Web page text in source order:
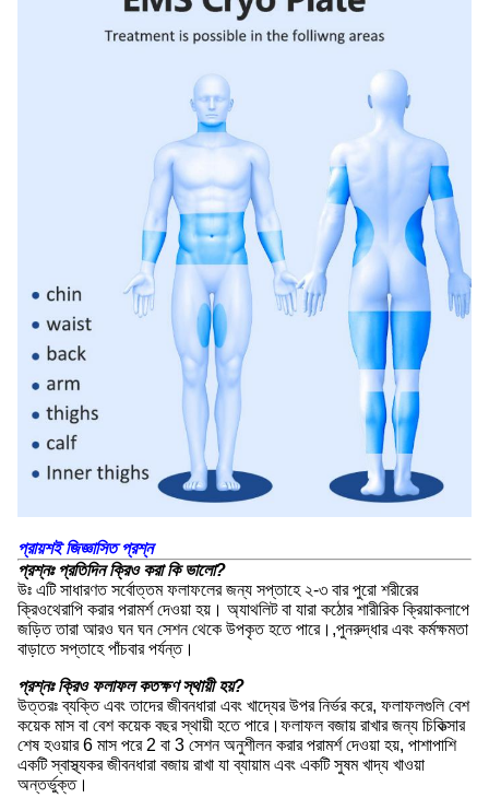
প্রায়শই জিজ্ঞাসিত প্রশ্ন
প্রশ্নঃ প্রতিদিন ক্রিও করা কি ভালো?
উঃ এটি সাধারণত সর্বোত্তম ফলাফলের জন্য সপ্তাহে ২-৩ বার পুরো শরীরের
ক্রিওথেরাপি করার পরামর্শ দেওয়া হয়। অ্যাথলিট বা যারা কঠোর শারীরিক ক্রিয়াকলাপে
জড়িত তারা আরও ঘন ঘন সেশন থেকে উপকৃত হতে পারে।,পুনরুদ্ধার এবং কর্মক্ষমতা
বাড়াতে সপ্তাহে পাঁচবার পর্যন্ত।
প্রশ্নঃ ক্রিও ফলাফল কতক্ষণ স্থায়ী হয়?
উত্তরঃ ব্যক্তি এবং তাদের জীবনধারা এবং খাদ্যের উপর নির্ভর করে, ফলাফলগুলি বেশ
কয়েক মাস বা বেশ কয়েক বছর স্থায়ী হতে পারে।ফলাফল বজায় রাখার জন্য চিকিত্সার
শেষ হওয়ার 6 মাস পরে 2 বা 3 সেশন অনুশীলন করার পরামর্শ দেওয়া হয়, পাশাপাশি
একটি স্বাস্থ্যকর জীবনধারা বজায় রাখা যা ব্যায়াম এবং একটি সুষম খাদ্য খাওয়া
অন্তর্ভুক্ত।